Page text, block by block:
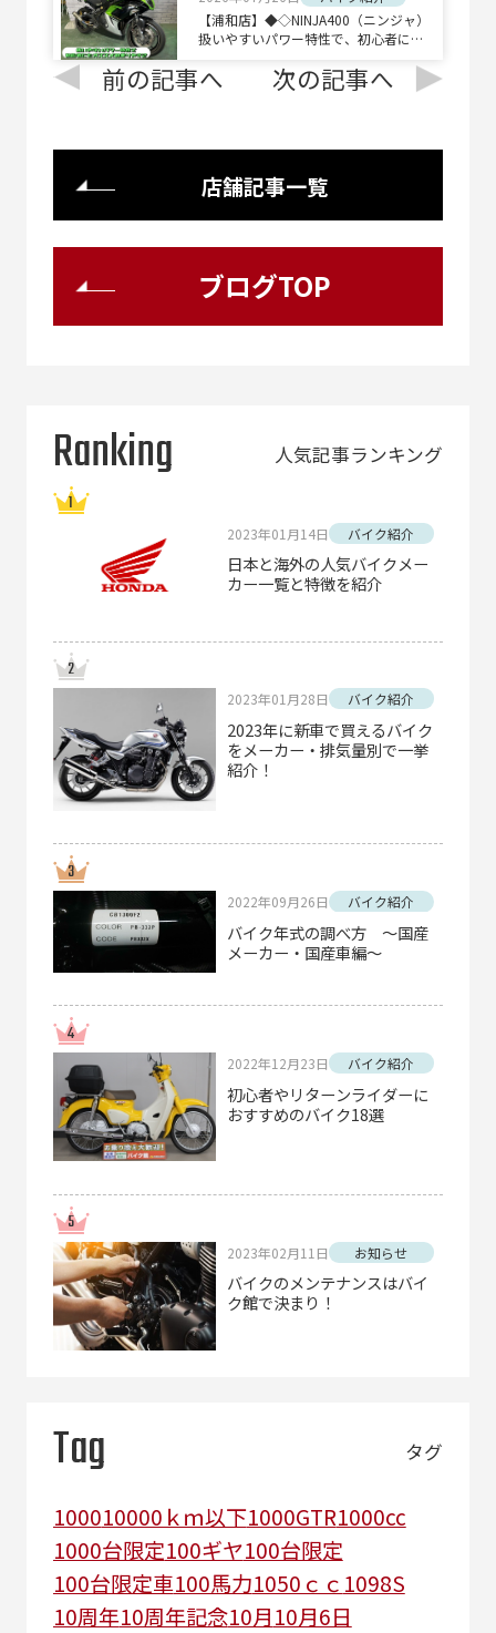
【浦和店】◆◇NINJA400（ニンジャ）
扱いやすいパワー特性で、初心者にも
前の記事へ
店舗記事一覧
次の記事へ
ブログTOP
Ranking 人気記事ランキング
2023年01月14日 バイク紹介
日本と海外の人気バイクメー
カー一覧と特徴を紹介
2023年01月28日 バイク紹介
2023年に新車で買えるバイク
をメーカー・排気量別で一挙
紹介！
2022年09月26日 バイク紹介
バイク年式の調べ方 ～国産
メーカー・国産車編～
2022年12月23日 バイク紹介
初心者やリターンライダーに
おすすめのバイク18選
2023年02月11日 お知らせ
バイクのメンテナンスはバイ
ク館で決まり！
Tag タグ
100010000ｋｍ以下1000GTR1000cc
1000台限定100ギヤ100台限定
100台限定車100馬力1050ｃｃ 1098S
10周年10周年記念10月10月6日